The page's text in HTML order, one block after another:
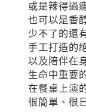
或是辣得過
也可以是香
少不了的還
手工打造的
以及陪伴在
生命中重要
在餐桌上演
很簡單、很